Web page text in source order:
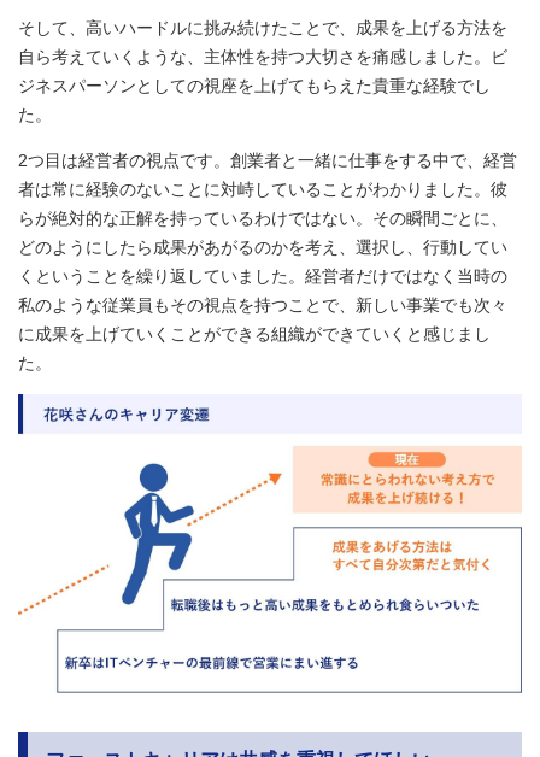
そして、高いハードルに挑み続けたことで、成果を上げる方法を
自ら考えていくような、主体性を持つ大切さを痛感しました。ビ
ジネスパーソンとしての視座を上げてもらえた貴重な経験でし
た。
2つ目は経営者の視点です。創業者と一緒に仕事をする中で、経営
者は常に経験のないことに対峙していることがわかりました。彼
らが絶対的な正解を持っているわけではない。その瞬間ごとに、
どのようにしたら成果があがるのかを考え、選択し、行動してい
くということを繰り返していました。経営者だけではなく当時の
私のような従業員もその視点を持つことで、新しい事業でも次々
に成果を上げていくことができる組織ができていくと感じまし
た。